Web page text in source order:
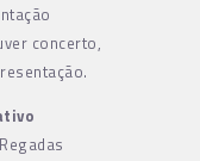
concerto,